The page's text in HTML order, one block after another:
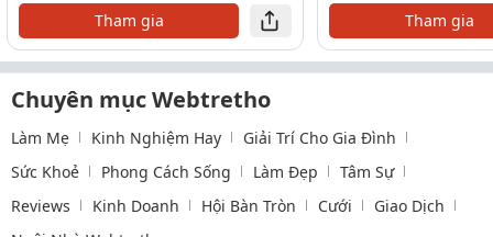
Tham gia Tham gia
Chuyên mục Webtretho
Làm Mẹ Kinh Nghiệm Hay
Giải Trí Cho Gia Đình
Sức Khoẻ
Phong Cách Sống Làm Đẹp
Tâm Sự
Reviews
Kinh Doanh Hội Bàn Tròn Cưới
Giao Dịch